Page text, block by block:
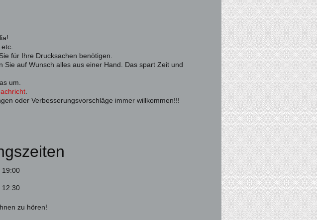
für Ihre Drucksachen benötigen.
auf Wunsch alles aus einer Hand. Das spart Zeit und
um.
oder Verbesserungsvorschläge immer willkommen!!!
zu hören!